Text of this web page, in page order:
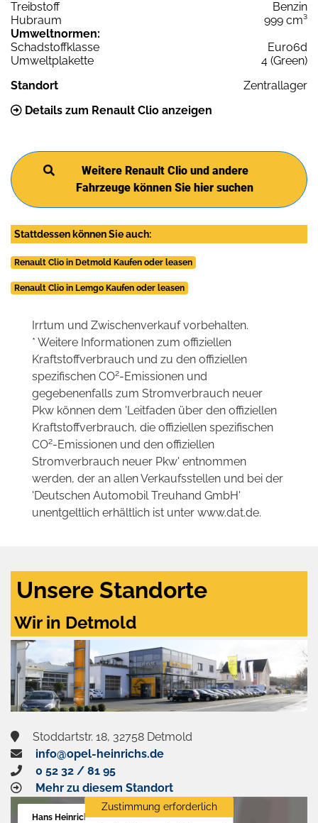
Treibstoff
Benzin
Hubraum
999 cm³
Umweltnormen:
Schadstoffklasse
Euro6d
Umweltplakette
4 (Green)
Standort
Zentrallager
Details zum Renault Clio anzeigen
Weitere Renault Clio und andere
Fahrzeuge können Sie hier suchen
Stattdessen können Sie auch:
Renault Clio in Detmold Kaufen oder leasen
Renault Clio in Lemgo Kaufen oder leasen
Irrtum und Zwischenverkauf vorbehalten.
* Weitere Informationen zum offiziellen
Kraftstoffverbrauch und zu den offiziellen
spezifischen CO2-Emissionen und
gegebenenfalls zum Stromverbrauch neuer
Pkw können dem 'Leitfaden über den offiziellen
Kraftstoffverbrauch, die offiziellen spezifischen
CO2-Emissionen und den offiziellen
Stromverbrauch neuer Pkw' entnommen
werden, der an allen Verkaufsstellen und bei der
'Deutschen Automobil Treuhand GmbH'
unentgeltlich erhältlich ist unter www.dat.de.
Unsere Standorte
Wir in Detmold
Stoddartstr. 18, 32758 Detmold
info@opel-heinrichs.de
0 52 32 / 81 95
Mehr zu diesem Standort
Hans Heinrichs GmbH
Zustimmung erforderlich